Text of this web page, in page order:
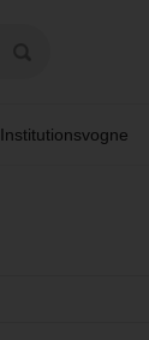
Institutionsvogne